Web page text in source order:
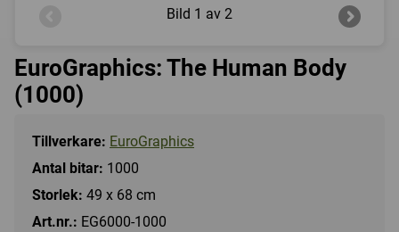
Bild 1 av 2
EuroGraphics: The Human Body
(1000)
Tillverkare: EuroGraphics
Antal bitar: 1000
Storlek: 49 x 68 cm
Art.nr.: EG6000-1000